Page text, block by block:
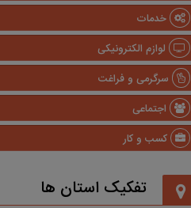
خدمات
لوازم الکترونیکی
سرگرمی و فراغت
اجتماعی
کسب و کار
تفکیک استان ها